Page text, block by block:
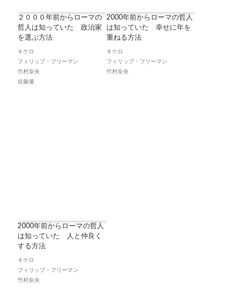
２０００年前からローマの
哲人は知っていた 政治家
を選ぶ方法
キケロ
フィリップ・フリーマン
竹村奈央
佐藤優
2000年前からローマの哲人
は知っていた 幸せに年を
重ねる方法
キケロ
フィリップ・フリーマン
竹村奈央
2000年前からローマの哲人
は知っていた 人と仲良く
する方法
キケロ
フィリップ・フリーマン
竹村奈央